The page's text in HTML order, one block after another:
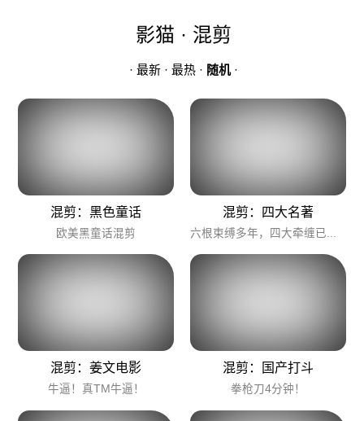
影猫 · 混剪
· 最新 · 最热 · 随机 ·
混剪：黑色童话
欧美黑童话混剪
混剪：四大名著
混剪：姜文电影
牛逼！真TM牛逼！
混剪：国产打斗
拳枪刀4分钟！